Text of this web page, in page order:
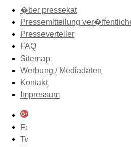
�ber pressekat
Pressemitteilung
Presseverteiler
FAQ
Sitemap
Werbung / Mediadaten
Kontakt
Impressum